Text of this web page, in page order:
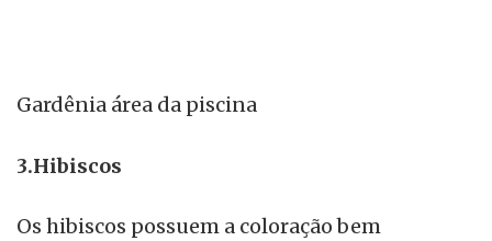
Gardênia área da piscina
3.Hibiscos
Os hibiscos possuem a coloração bem